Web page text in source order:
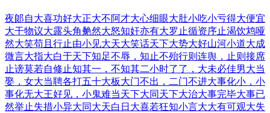
夜郞自大喜功好大正大不阿才大心细眼大肚小吃小亏得大便宜
大干物议大露头角艴然大怒知奸亦有大罗 止循资序止渴饮鸩哑
然大笑苟且行止由小见大天大笑话天下大势大好山河小道大成
微言大指大白于天下知足不辱，知止不殆行则连舆，止则接席
止谤莫若自修 止知其一，不知其二小时了了，大未必佳男大当
娶，女大当聘各打五十大板大门不出，二门不进大事化小，小
事化无大王好见，小鬼难当天下大同 天下大治大事完毕大事已
然举止失措小异大同 大天白日 大喜若狂知小言大大有可观大失